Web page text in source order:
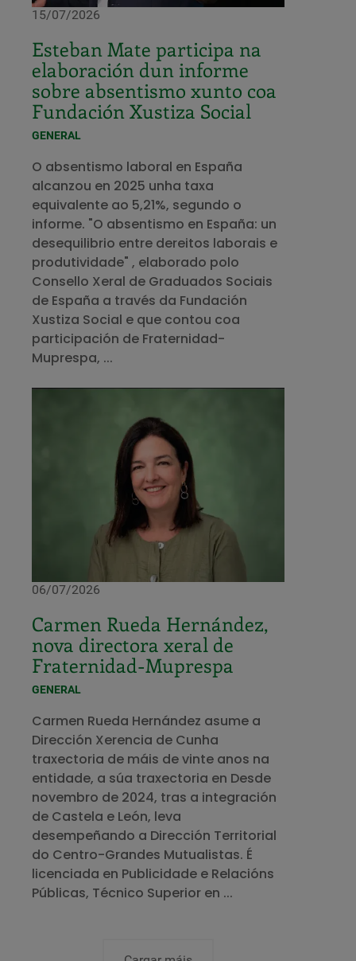
15/07/2026
Esteban Mate participa na
elaboración dun informe
sobre absentismo xunto coa
Fundación Xustiza Social
GENERAL
O absentismo laboral en España
alcanzou en 2025 unha taxa
equivalente ao 5,21%, segundo o
informe. "O absentismo en España: un
desequilibrio entre dereitos laborais e
produtividade" , elaborado polo
Consello Xeral de Graduados Sociais
de España a través da Fundación
Xustiza Social e que contou coa
participación de Fraternidad-
Muprespa, ...
06/07/2026
Carmen Rueda Hernández,
nova directora xeral de
Fraternidad-Muprespa
GENERAL
Carmen Rueda Hernández asume a
Dirección Xerencia de Cunha
traxectoria de máis de vinte anos na
entidade, a súa traxectoria en Desde
novembro de 2024, tras a integración
de Castela e León, leva
desempeñando a Dirección Territorial
do Centro-Grandes Mutualistas. É
licenciada en Publicidade e Relacións
Públicas, Técnico Superior en ...